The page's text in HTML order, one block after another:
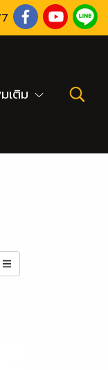
เติม